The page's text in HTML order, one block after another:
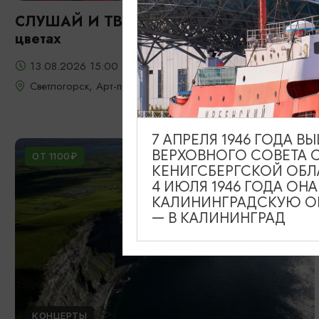
СЛУШАЙ И ТВОРИ: Фрида: портрет в
цветах
13.08.2026 15:00
Светлогорск, Арт-пространство «Янтарь-холл»
ОТ 1100₽
КОНЦЕРТЫ
7 АПРЕЛЯ 1946 ГОДА
ВЕРХОВНОГО СОВЕТА
КЕНИГСБЕРГСКОЙ
4 ИЮЛЯ 1946 ГОДА
КАЛИНИНГРАДСКУЮ
— В КАЛИНИНГРАД